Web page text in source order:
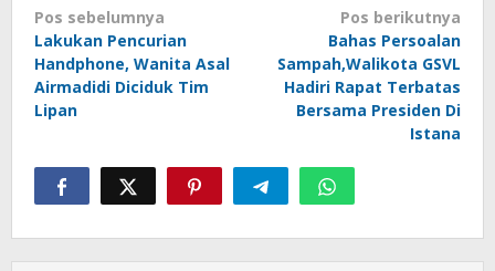
Navigasi
pos
Pos sebelumnya
Lakukan Pencurian
Handphone, Wanita Asal
Airmadidi Diciduk Tim
Lipan
Pos berikutnya
Bahas Persoalan
Sampah,Walikota GSVL
Hadiri Rapat Terbatas
Bersama Presiden Di
Istana